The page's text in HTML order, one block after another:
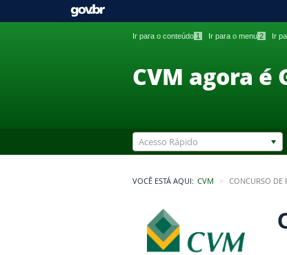
Ir para o conteúdo 1 Ir para o menu 2 Ir
CVM agora é
Acesso Rápido
VOCÊ ESTÁ AQUI: CVM CONCURSO DE